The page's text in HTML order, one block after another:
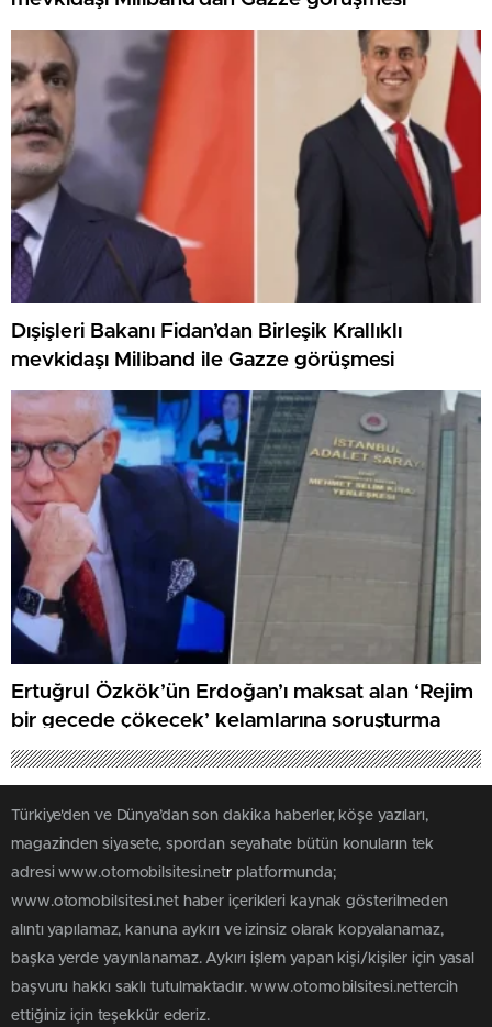
Dışişleri Bakanı Fidan’dan Birleşik Krallıklı
mevkidaşı Miliband ile Gazze görüşmesi
Ertuğrul Özkök’ün Erdoğan’ı maksat alan ‘Rejim
bir gecede çökecek’ kelamlarına soruşturma
Türkiye'den ve Dünya’dan son dakika haberler, köşe yazıları,
magazinden siyasete, spordan seyahate bütün konuların tek
adresi www.otomobilsitesi.netr platformunda;
www.otomobilsitesi.net haber içerikleri kaynak gösterilmeden
alıntı yapılamaz, kanuna aykırı ve izinsiz olarak kopyalanamaz,
başka yerde yayınlanamaz. Aykırı işlem yapan kişi/kişiler için yasal
başvuru hakkı saklı tutulmaktadır. www.otomobilsitesi.nettercih
ettiğiniz için teşekkür ederiz.